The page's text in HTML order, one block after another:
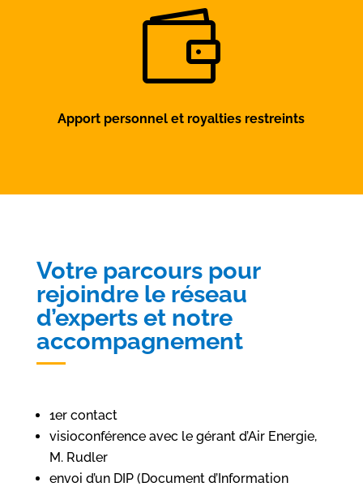

Apport personnelet royalties restreints
Votre parcours pour
rejoindre le réseau
d’experts et notre
accompagnement
1er contact
visioconférence avec le gérant d’Air Energie,
M. Rudler
envoi d’un DIP (Document d’Information